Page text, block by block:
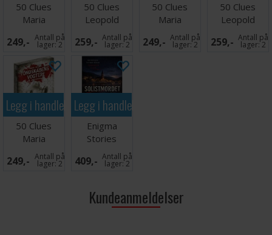
50 Clues
Maria
Trilogien Del
2 - DANSK
249,- Antall på
lager:2
50 Clues
Leopold
Trilogien Del
1 - DANSK
259,- Antall på
lager:2
50 Clues
Maria
Trilogien Del
1 - DANSK
249,- Antall på
lager:2
50 Clues
Leopold
Trilogien Del
3 - DANSK
259,- Antall på
lager:2
Legg i handlekurven
50 Clues
Maria
Trilogien Del
3 - DANSK
249,- Antall på
lager:2
Legg i handlekurven
Enigma
Stories
Solistmordet -
SVENSK
409,- Antall på
lager:2
Kundeanmeldelser